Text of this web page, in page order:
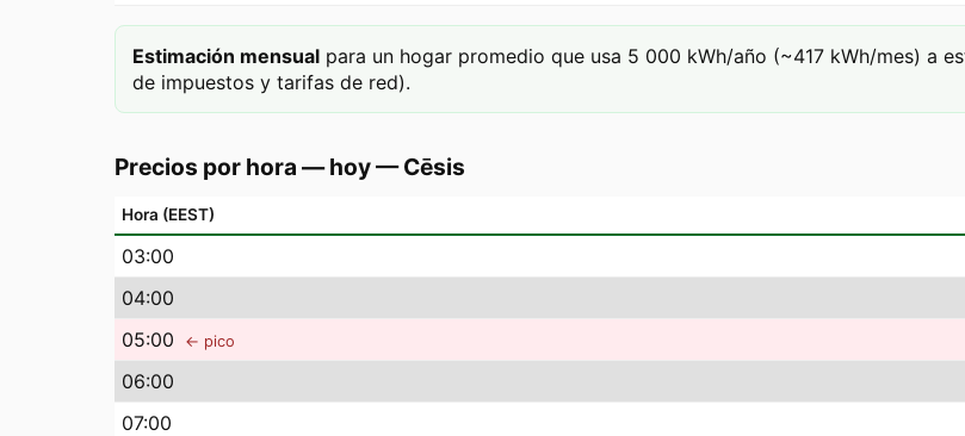
Estimación mensual para un hogar promedio que usa 5 000 kWh/año (~417 kWh/mes) a
de impuestos y tarifas de red).
Precios por hora — hoy—Cēsis
Hora (EEST)
03:00
04:00
05:00 ← pico
06:00
07:00